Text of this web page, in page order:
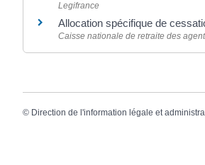
Legifrance
Allocation spécifique de
Caisse nationale de retraite des
© Direction de l'information légale et